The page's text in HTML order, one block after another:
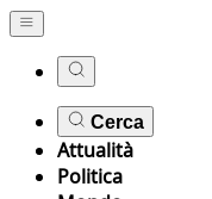
Cerca
Attualità
Politica